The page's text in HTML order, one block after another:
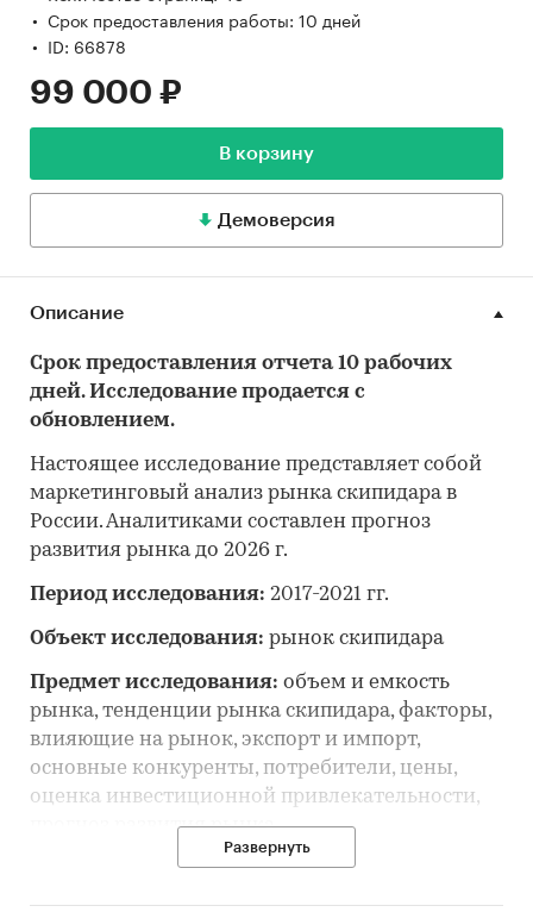
Срок предоставления работы: 10 дней
ID: 66878
99 000 ₽
В корзину
Демоверсия
Описание
Срок предоставления отчета 10 рабочих
дней. Исследование продается с
обновлением.
Настоящее исследование представляет собой
маркетинговый анализ рынка скипидара в
России. Аналитиками составлен прогноз
развития рынка до 2026 г.
Период исследования: 2017-2021 гг.
Объект исследования: рынок скипидара
Предмет исследования: объем и емкость
рынка, тенденции рынка скипидара, факторы,
влияющие на рынок, экспорт и импорт,
основные конкуренты, потребители, цены,
оценка инвестиционной привлекательности,
прогноз развития рынка
Цель исследования:анализ и прогноз
Развернуть